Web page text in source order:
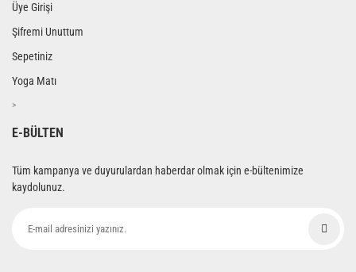
Üye Girişi
Şifremi Unuttum
Sepetiniz
Yoga Matı
>
E-BÜLTEN
Tüm kampanya ve duyurulardan haberdar olmak için e-bültenimize
kaydolunuz.